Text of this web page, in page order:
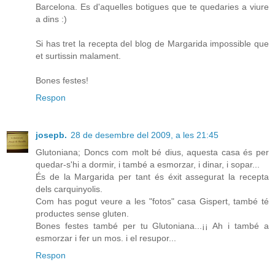
Barcelona. Es d'aquelles botigues que te quedaries a viure
a dins :)
Si has tret la recepta del blog de Margarida impossible que
et surtissin malament.
Bones festes!
Respon
josepb. 28 de desembre del 2009, a les 21:45
Glutoniana; Doncs com molt bé dius, aquesta casa és per
quedar-s'hi a dormir, i també a esmorzar, i dinar, i sopar...
És de la Margarida per tant és éxit assegurat la recepta
dels carquinyolis.
Com has pogut veure a les "fotos" casa Gispert, també té
productes sense gluten.
Bones festes també per tu Glutoniana...¡¡ Ah i també a
esmorzar i fer un mos. i el resupor...
Respon